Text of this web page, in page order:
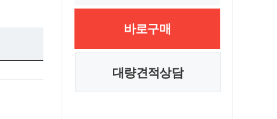
바로구매
대량견적상담